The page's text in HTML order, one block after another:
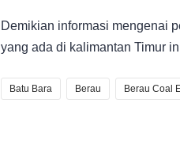
Demikian informasi mengenai
yang ada di kalimantan Timur
Batu Bara Berau Berau Coal